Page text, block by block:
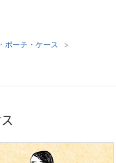
ポーチ・ケース